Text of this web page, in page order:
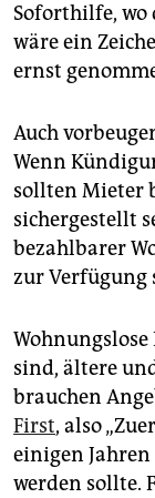
Soforthilfe,
wäre ein
ernst
Auch
Wenn
sollten Mieter
sichergestellt
bezahlbarer
zur Verfügung
sind, ältere
brauchen
First, also
einigen
werden sollte.